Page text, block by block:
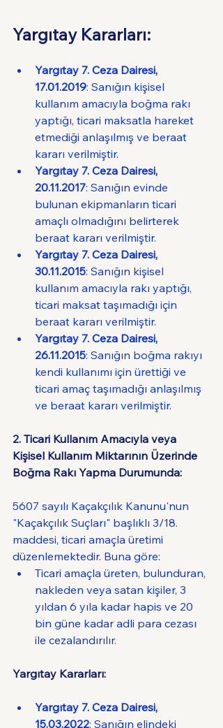
Yargıtay Kararları:
Yargıtay 7. Ceza Dairesi,
17.01.2019: Sanığın kişisel
kullanım amacıyla boğma rakı
yaptığı, ticari maksatla hareket
etmediği anlaşılmış ve beraat
kararı verilmiştir.
Yargıtay 7. Ceza Dairesi,
20.11.2017: Sanığın evinde
bulunan ekipmanların ticari
amaçlı olmadığını belirterek
beraat kararı verilmiştir.
Yargıtay 7. Ceza Dairesi,
30.11.2015: Sanığın kişisel
kullanım amacıyla rakı yaptığı,
ticari maksat taşımadığı için
beraat kararı verilmiştir.
Yargıtay 7. Ceza Dairesi,
26.11.2015: Sanığın boğma rakıyı
kendi kullanımı için ürettiği ve
ticari amaç taşımadığı anlaşılmış
ve beraat kararı verilmiştir.
2. Ticari Kullanım Amacıyla veya
Kişisel Kullanım Miktarının Üzerinde
Boğma Rakı Yapma Durumunda:
5607 sayılı Kaçakçılık Kanunu'nun
"Kaçakçılık Suçları" başlıklı 3/18.
maddesi, ticari amaçla üretimi
düzenlemektedir. Buna göre:
Ticari amaçla üreten, bulunduran,
nakleden veya satan kişiler, 3
yıldan 6 yıla kadar hapis ve 20
bin güne kadar adli para cezası
ile cezalandırılır.
Yargıtay Kararları:
Yargıtay 7. Ceza Dairesi,
15.03.2022: Sanığın elindeki